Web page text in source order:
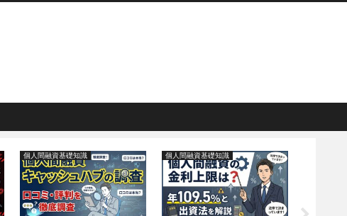
個人間融資基礎知識 個人間融資基礎知識